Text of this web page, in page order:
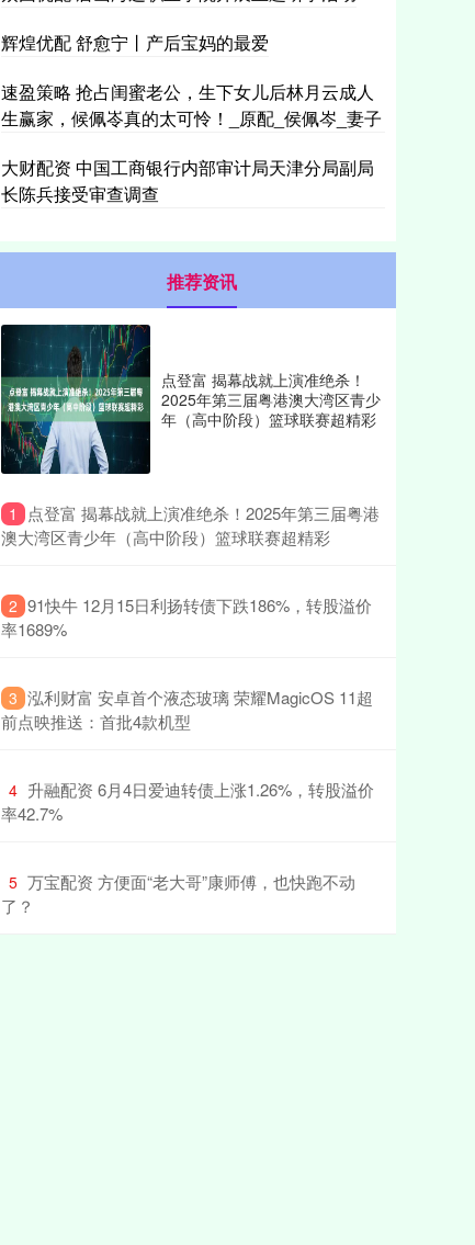
辉煌优配 舒愈宁丨产后宝妈的最爱
速盈策略 抢占闺蜜老公，生下女儿后林月云成人
生赢家，候佩岺真的太可怜！_原配_侯佩岑_妻子
大财配资 中国工商银行内部审计局天津分局副局
长陈兵接受审查调查
推荐资讯
点登富 揭幕战就上演准绝杀！
2025年第三届粤港澳大湾区青少
年（高中阶段）篮球联赛超精彩
1
​点登富 揭幕战就上演准绝杀！2025年第三届粤港
澳大湾区青少年（高中阶段）篮球联赛超精彩
2 ​91快牛 12月15日利扬转债下跌186%，转股溢价
率1689%
3 ​泓利财富 安卓首个液态玻璃 荣耀MagicOS 11超
前点映推送：首批4款机型
4 ​升融配资 6月4日爱迪转债上涨1.26%，转股溢价
率42.7%
5 ​万宝配资 方便面“老大哥”康师傅，也快跑不动
了？